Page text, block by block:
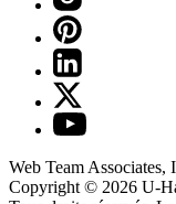
Web Team Associates,
Copyright © 2026 U-